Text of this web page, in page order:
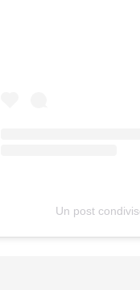
Un post